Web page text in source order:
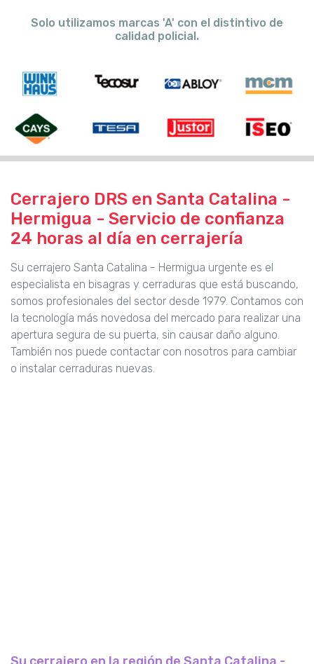
Solo utilizamos marcas 'A' con el distintivo de
calidad policial.
Cerrajero DRS en Santa Catalina -
Hermigua - Servicio de confianza
24 horas al día en cerrajería
Su cerrajero Santa Catalina - Hermigua urgente es el
especialista en bisagras y cerraduras que está buscando,
somos profesionales del sector desde 1979. Contamos con
la tecnología más novedosa del mercado para realizar una
apertura segura de su puerta, sin causar daño alguno.
También nos puede contactar con nosotros para cambiar
o instalar cerraduras nuevas.